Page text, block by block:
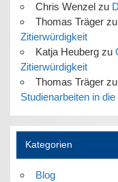
Chris Wenzelzu
Thomas Trägerzu
Zitierwürdigkeit
Katja Heubergzu
Zitierwürdigkeit
Thomas Trägerzu
Studienarbeiten in
Kategorien
Blog